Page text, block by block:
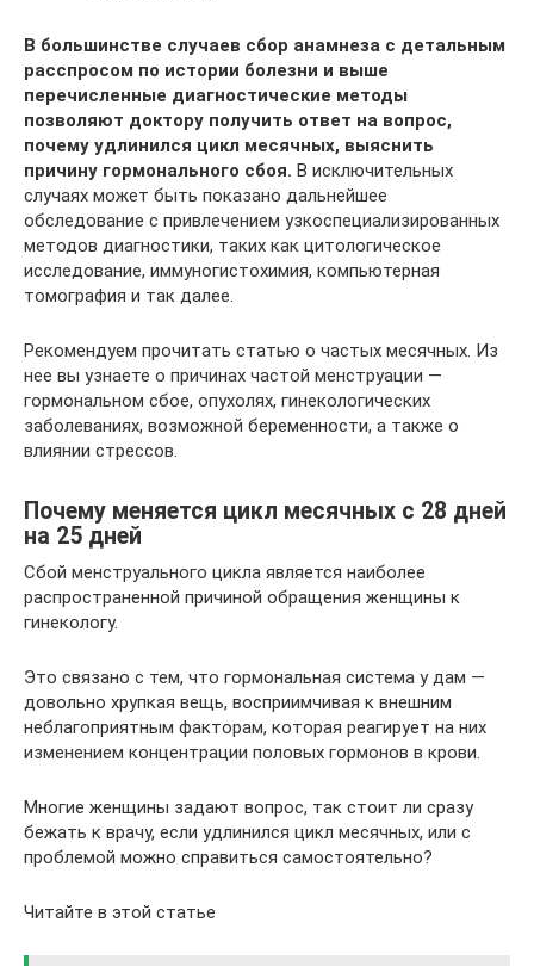
В большинстве случаев сбор анамнеза с детальным
расспросом по истории болезни и выше
перечисленные диагностические методы
позволяют доктору получить ответ на вопрос,
почему удлинился цикл месячных, выяснить
причину гормонального сбоя. В исключительных
случаях может быть показано дальнейшее
обследование с привлечением узкоспециализированных
методов диагностики, таких как цитологическое
исследование, иммуногистохимия, компьютерная
томография и так далее.
Рекомендуем прочитать статью о частых месячных. Из
нее вы узнаете о причинах частой менструации —
гормональном сбое, опухолях, гинекологических
заболеваниях, возможной беременности, а также о
влиянии стрессов.
Почему меняется цикл месячных с 28 дней
на 25 дней
Сбой менструального цикла является наиболее
распространенной причиной обращения женщины к
гинекологу.
Это связано с тем, что гормональная система у дам —
довольно хрупкая вещь, восприимчивая к внешним
неблагоприятным факторам, которая реагирует на них
изменением концентрации половых гормонов в крови.
Многие женщины задают вопрос, так стоит ли сразу
бежать к врачу, если удлинился цикл месячных, или с
проблемой можно справиться самостоятельно?
Читайте в этой статье